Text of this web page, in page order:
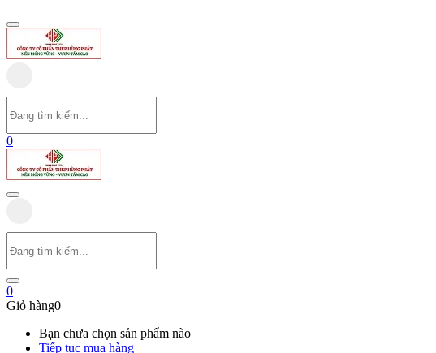
0
0
Giỏ hàng0
Bạn chưa chọn sản phẩm nào
Tiếp tục mua hàng